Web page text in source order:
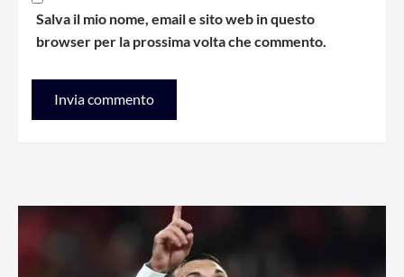
Salva il mio nome, email e sito web in questo
browser per la prossima volta che commento.